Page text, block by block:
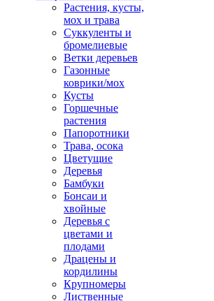
Растения, кусты,
мох и трава
Суккуленты и
бромелиевые
Ветки деревьев
Газонные
коврики/мох
Кусты
Горшечные
растения
Папоротники
Трава, осока
Цветущие
Деревья
Бамбуки
Бонсаи и
хвойные
Деревья с
цветами и
плодами
Драцены и
кордилины
Крупномеры
Лиственные